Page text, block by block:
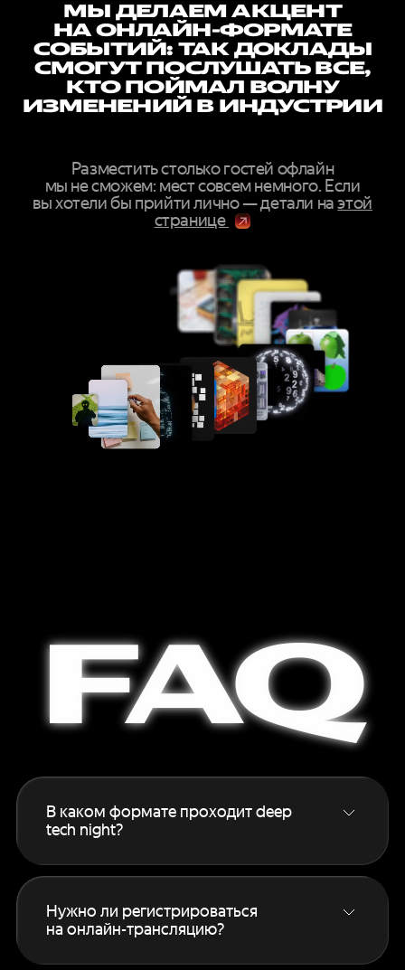
МЫ ДЕЛАЕМ АКЦЕНТ
НА ОНЛАЙН-ФОРМАТЕ
СОБЫТИЙ: ТАК ДОКЛАДЫ
СМОГУТ ПОСЛУШАТЬ ВСЕ,
КТО ПОЙМАЛ ВОЛНУ
ИЗМЕНЕНИЙ В ИНДУСТРИИ
Разместить столько гостей офлайн
мы не сможем: мест совсем немного. Если
вы хотели бы прийти лично — детали наэтой
странице
FAQ
В каком формате проходит deep
tech night?
Основной формат — онлайн‑трансляция
для всех зарегистрированных участников.
на этой странице.
Нужно ли регистрироваться
на онлайн-трансляцию?
Да, без регистрации смотреть